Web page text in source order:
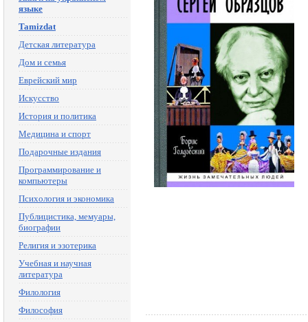
языке
Tamizdat
Детская литература
Дом и семья
Еврейский мир
Искусство
История и политика
Медицина и спорт
Подарочные издания
Программирование и
компьютеры
Психология и экономика
Публицистика, мемуары,
биографии
Религия и эзотерика
Учебная и научная
литература
Филология
Философия